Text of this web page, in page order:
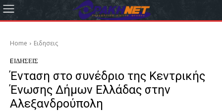
Home Eιδησεις
EΙΔΗΣΕΙΣ
Ένταση στο συνέδριο της Κεντρικής
Ένωσης Δήμων Ελλάδας στην
Αλεξανδρούπολη